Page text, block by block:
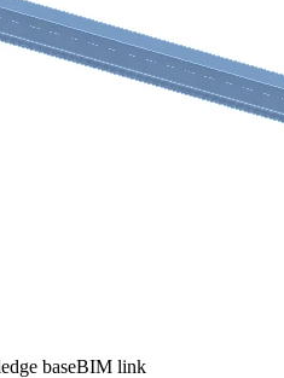
baseBIM link